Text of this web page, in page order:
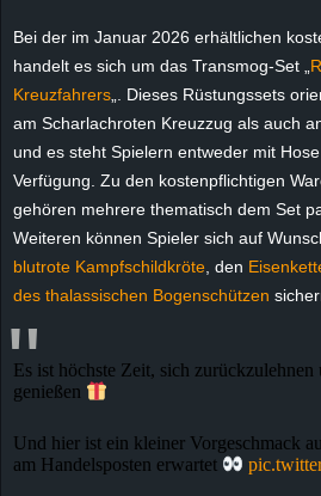
Bei der im Januar 2026 erhältlichen
handelt es sich um das Transmog-Set „
Kreuzfahrers„. Dieses Rüstungssets
am Scharlachroten Kreuzzug als auch
und es steht Spielern entweder mit
Verfügung. Zu den kostenpflichtigen
gehören mehrere thematisch dem Set
Weiteren können Spieler sich auf
blutrote Kampfschildkröte, den
des thalassischen Bogenschützen
Es ist höchste Zeit, sich zurückzulehnen
genießen
Und hier ist ein kleiner Vorgeschmack
am Handelsposten erwartet